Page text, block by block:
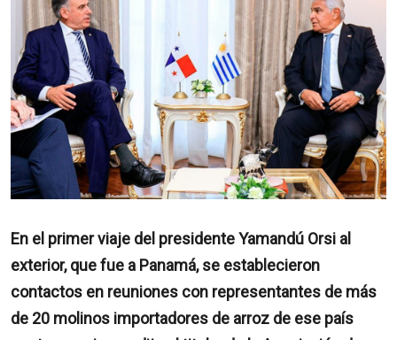
En el primer viaje del presidente Yamandú Orsi al
exterior, que fue a Panamá, se establecieron
contactos en reuniones con representantes de más
de 20 molinos importadores de arroz de ese país